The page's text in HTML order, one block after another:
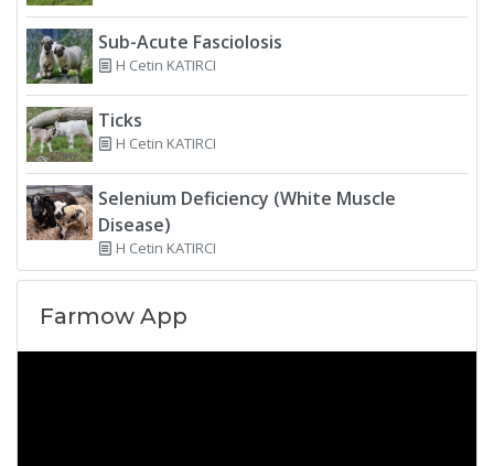
Sub-Acute Fasciolosis
H Cetin KATIRCI
Ticks
H Cetin KATIRCI
Selenium Deficiency (White Muscle
Disease)
H Cetin KATIRCI
Farmow App